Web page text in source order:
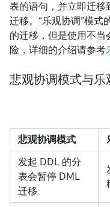
表的语句，并立即迁移
迁移。“乐观协调”模式
的迁移，但是使用不
险，详细的介绍请参考
悲观协调模式与乐
悲观协调模式
发起 DDL 的分
表会暂停 DML
迁移